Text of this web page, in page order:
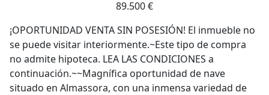
89.500 €
¡OPORTUNIDAD VENTA SIN POSESIÓN! El inmueble no
se puede visitar interiormente.~Este tipo de compra
no admite hipoteca. LEA LAS CONDICIONES a
continuación.~~Magnífica oportunidad de nave
situado en Almassora, con una inmensa variedad de